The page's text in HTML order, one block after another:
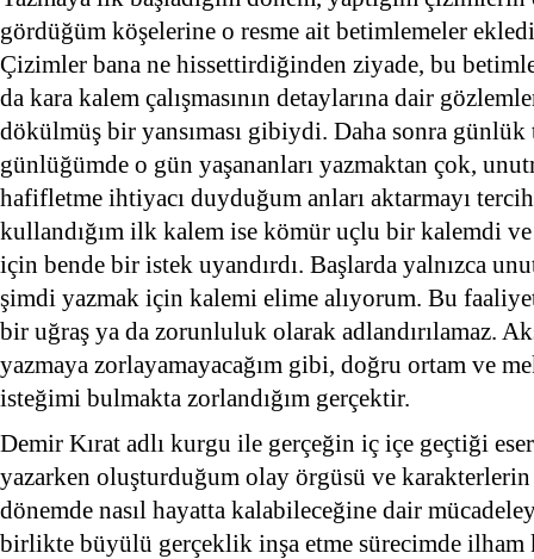
gördüğüm köşelerine o resme ait betimlemeler
Çizimler bana ne hissettirdiğinden ziyade, bu
da kara kalem çalışmasının detaylarına dair
dökülmüş bir yansıması gibiydi. Daha sonra günlük
günlüğümde o gün yaşananları yazmaktan çok,
hafifletme ihtiyacı duyduğum anları aktarmayı
kullandığım ilk kalem ise kömür uçlu bir kalemdi
için bende bir istek uyandırdı. Başlarda yalnızca
şimdi yazmak için kalemi elime alıyorum. Bu
bir uğraş ya da zorunluluk olarak adlandırılamaz.
yazmaya zorlayamayacağım gibi, doğru ortam ve
isteğimi bulmakta zorlandığım gerçektir.
Demir Kırat adlı kurgu ile gerçeğin iç içe geçtiği
yazarken oluşturduğum olay örgüsü ve
dönemde nasıl hayatta kalabileceğine dair
birlikte büyülü gerçeklik inşa etme sürecimde ilham